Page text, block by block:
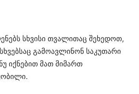
სხვისი თვალითაც შეხედოთ,
გამოავლინონ საკუთარი
იქნებით მათ მიმართ